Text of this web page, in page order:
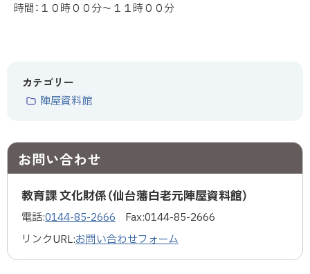
時間：１０時００分～１１時００分
カテゴリー
陣屋資料館
お問い合わせ
教育課 文化財係（仙台藩白老元陣屋資料館）
電話:0144-85-2666 Fax:0144-85-2666
リンクURL:お問い合わせフォーム